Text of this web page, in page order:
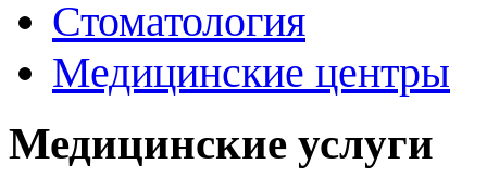
Стоматология
Медицинские центры
Медицинские услуги